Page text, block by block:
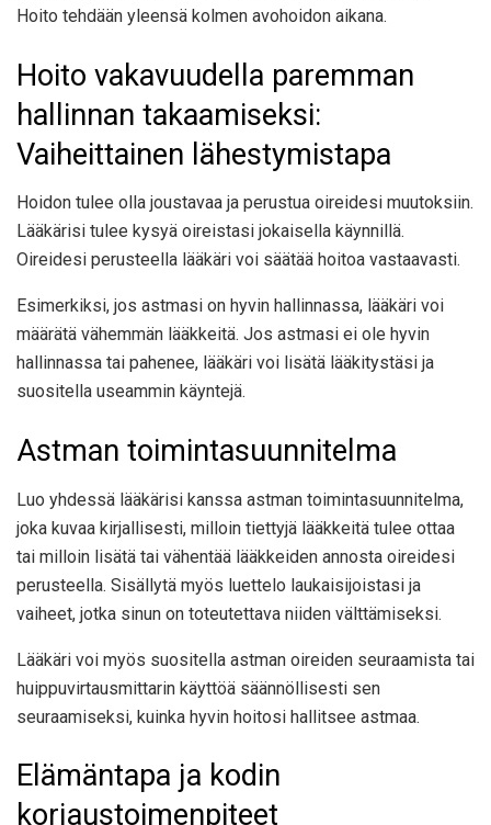
Hoito tehdään yleensä kolmen avohoidon aikana.
Hoito vakavuudella paremman
hallinnan takaamiseksi:
Vaiheittainen lähestymistapa
Hoidon tulee olla joustavaa ja perustua oireidesi muutoksiin.
Lääkärisi tulee kysyä oireistasi jokaisella käynnillä.
Oireidesi perusteella lääkäri voi säätää hoitoa vastaavasti.
Esimerkiksi, jos astmasi on hyvin hallinnassa, lääkäri voi
määrätä vähemmän lääkkeitä. Jos astmasi ei ole hyvin
hallinnassa tai pahenee, lääkäri voi lisätä lääkitystäsi ja
suositella useammin käyntejä.
Astman toimintasuunnitelma
Luo yhdessä lääkärisi kanssa astman toimintasuunnitelma,
joka kuvaa kirjallisesti, milloin tiettyjä lääkkeitä tulee ottaa
tai milloin lisätä tai vähentää lääkkeiden annosta oireidesi
perusteella. Sisällytä myös luettelo laukaisijoistasi ja
vaiheet, jotka sinun on toteutettava niiden välttämiseksi.
Lääkäri voi myös suositella astman oireiden seuraamista tai
huippuvirtausmittarin käyttöä säännöllisesti sen
seuraamiseksi, kuinka hyvin hoitosi hallitsee astmaa.
Elämäntapa ja kodin
korjaustoimenpiteet